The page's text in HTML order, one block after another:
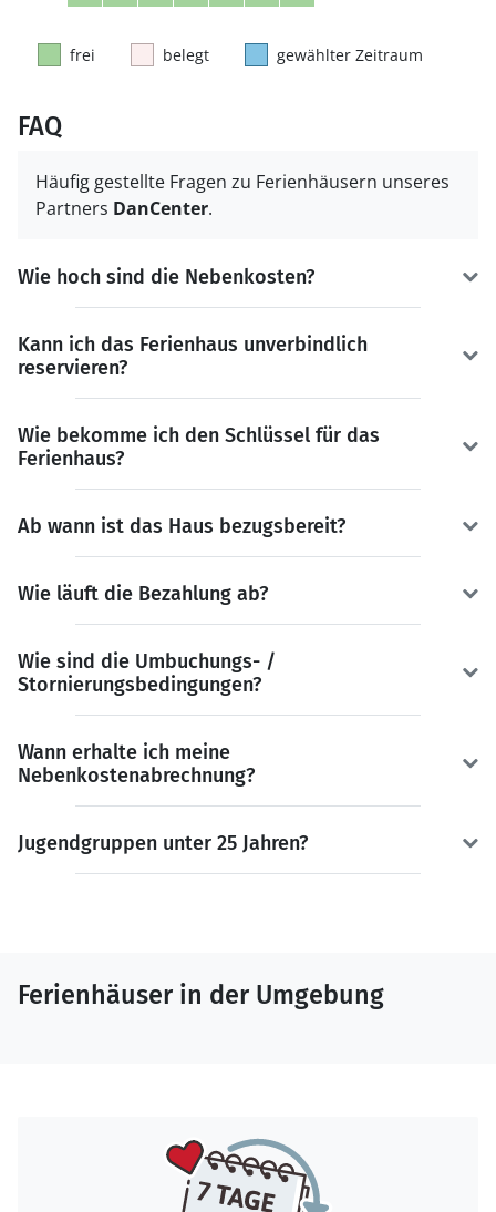
frei belegt gewählter Zeitraum
FAQ
Häufig gestellte Fragen zu Ferienhäusern unseres
Partners DanCenter.
Wie hoch sind die Nebenkosten?
Kann ich das Ferienhaus unverbindlich
reservieren?
Wie bekomme ich den Schlüssel für das
Ferienhaus?
Ab wann ist das Haus bezugsbereit?
Wie läuft die Bezahlung ab?
Wie sind die Umbuchungs- /
Stornierungsbedingungen?
Wann erhalte ich meine
Nebenkostenabrechnung?
Jugendgruppen unter 25 Jahren?
Ferienhäuser in der Umgebung